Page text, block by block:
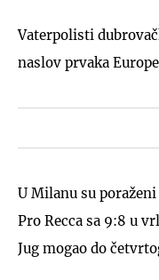
Vaterpolisti
naslov prvaka
U Milanu su
Pro Recca sa 9:8 u
Jug mogao do